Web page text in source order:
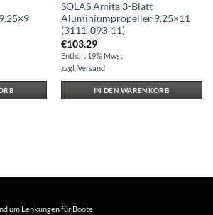
SOLAS Amita 3-Blatt
Aluminiumpropeller 9.25×11
(3111-093-11)
€103.29
Enthält 19% Mwst
zzgl. Versand
IN DEN WARENKORB
um Lenkungen für Boote